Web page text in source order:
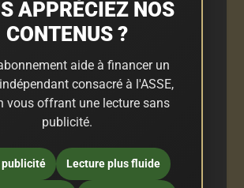
APPRÉCIEZ NOS
CONTENUS ?
aide à financer un
consacré à l'ASSE,
vous offrant une lecture sans
publicité.
publicité Lecture plus fluide